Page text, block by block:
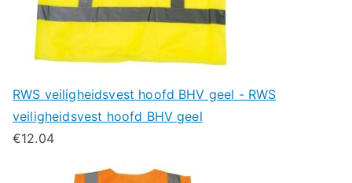
RWS veiligheidsvest hoofd BHV geel - RWS
veiligheidsvest hoofd BHV geel
€12.04